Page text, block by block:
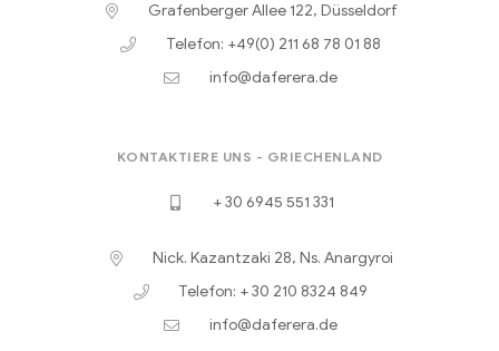
Grafenberger Allee 122, Düsseldorf
Telefon: +49(0) 211 68 78 01 88
info@daferera.de
KONTAKTIERE UNS - GRIECHENLAND
+ 30 6945 551 331
Nick. Kazantzaki 28, Ns. Anargyroi
Telefon: + 30 210 8324 849
info@daferera.de